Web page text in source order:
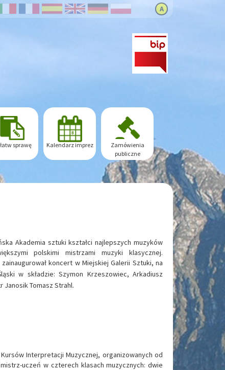
A
sprawę Kalendarz imprez
Zamówienia
publiczne
Akademia sztuki kształci najlepszych muzyków
polskimi mistrzami muzyki klasycznej.
koncert w Miejskiej Galerii Sztuki, na
w składzie: Szymon Krzeszowiec, Arkadiusz
JanosikTomasz Strahl.
Interpretacji Muzycznej, organizowanych od
uczeń w czterech klasach muzycznych: dwie